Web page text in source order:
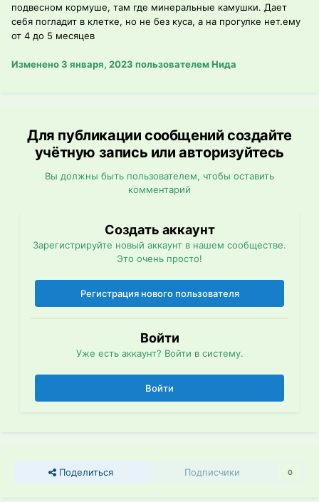
подвесном кормуше, там где минеральные камушки. Дает
себя погладит в клетке, но не без куса, а на прогулке нет.ему
от 4 до 5 месяцев
Изменено3 января, 2023 пользователем Нида
Для публикации сообщений создайте
учётную запись или авторизуйтесь
Вы должны быть пользователем, чтобы оставить
комментарий
Создать аккаунт
Зарегистрируйте новый аккаунт в нашем сообществе.
Это очень просто!
Регистрация нового пользователя
Войти
Уже есть аккаунт? Войти в систему.
Войти
Поделиться Подписчики 0